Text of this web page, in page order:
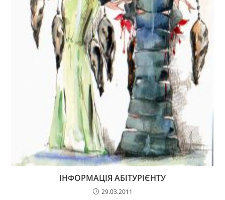
ІНФОРМАЦІЯ АБІТУРІЄНТУ
29.03.2011